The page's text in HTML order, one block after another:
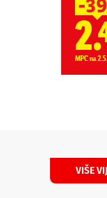
VIŠE